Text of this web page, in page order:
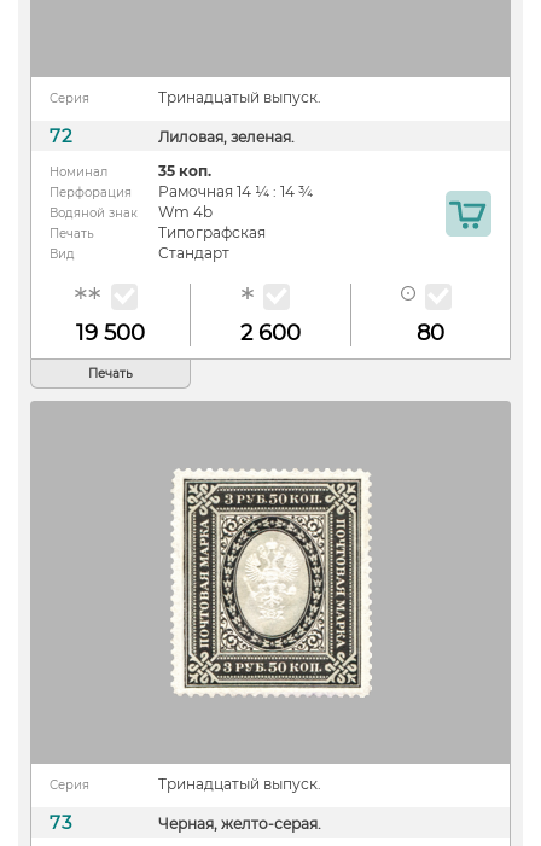
Серия Тринадцатый выпуск.
72 Лиловая, зеленая.
Номинал 35 коп.
Перфорация Рамочная 14 ¼ : 14 ¾
Водяной знак Wm 4b
Печать Типографская
Вид Стандарт
19 500 2 600 80
Печать
Серия Тринадцатый выпуск.
73 Черная, желто-серая.